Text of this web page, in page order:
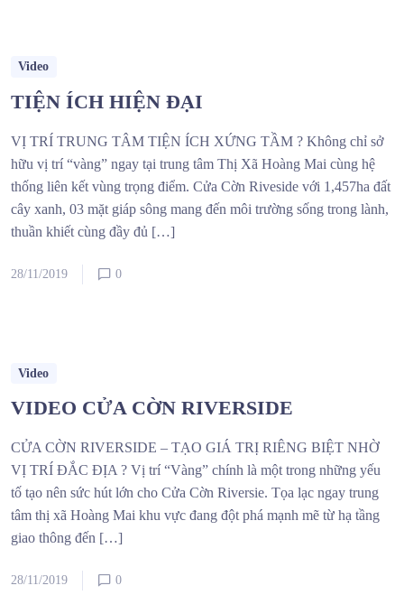
Video
TIỆN ÍCH HIỆN ĐẠI
VỊ TRÍ TRUNG TÂM TIỆN ÍCH XỨNG TẦM ? Không chỉ sở
hữu vị trí “vàng” ngay tại trung tâm Thị Xã Hoàng Mai cùng hệ
thống liên kết vùng trọng điểm. Cửa Cờn Riveside với 1,457ha đất
cây xanh, 03 mặt giáp sông mang đến môi trường sống trong lành,
thuần khiết cùng đầy đủ […]
28/11/2019 0
Video
VIDEO CỬA CỜN RIVERSIDE
CỬA CỜN RIVERSIDE – TẠO GIÁ TRỊ RIÊNG BIỆT NHỜ
VỊ TRÍ ĐẮC ĐỊA ? Vị trí “Vàng” chính là một trong những yếu
tố tạo nên sức hút lớn cho Cửa Cờn Riversie. Tọa lạc ngay trung
tâm thị xã Hoàng Mai khu vực đang đột phá mạnh mẽ từ hạ tầng
giao thông đến […]
28/11/2019 0